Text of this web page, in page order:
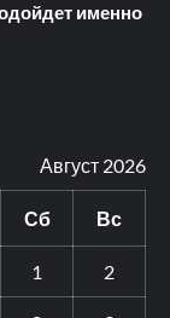
именно
Август 2026
Сб Вс
1 2